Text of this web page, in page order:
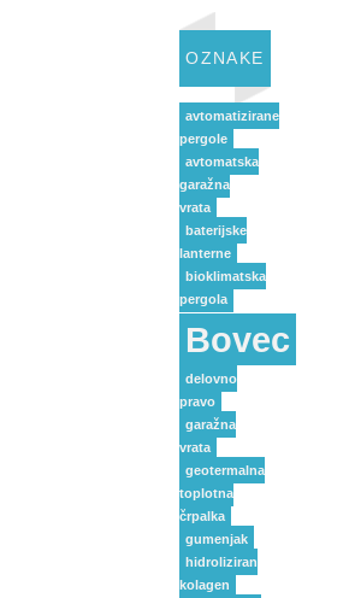
OZNAKE
avtomatizirane
pergole
avtomatska
garažna
vrata
baterijske
lanterne
bioklimatska
pergola
Bovec
delovno
pravo
garažna
vrata
geotermalna
toplotna
črpalka
gumenjak
hidroliziran
kolagen